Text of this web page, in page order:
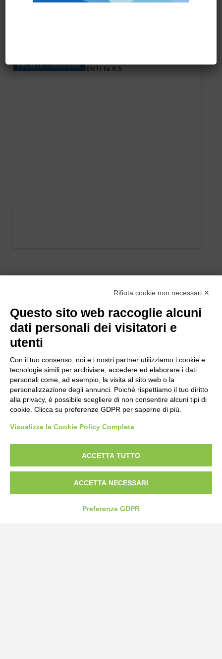
PRONTA CONSEGNA
LIO LAVANDA PAVIMENTI ta.lt.5
Strada Statale 231 Alba-Bra
Fax: 0172-487399
info@bogliano.it
Rifiuta cookie non necessari ✕
Questo sito web raccoglie alcuni
dati personali dei visitatori e
utenti
Con il tuo consenso, noi e i nostri partner utilizziamo i cookie e
tecnologie simili per archiviare, accedere ed elaborare i dati
personali come, ad esempio, la visita al sito web o la
personalizzazione degli annunci. Poiché rispettiamo il tuo diritto
alla privacy, è possibile scegliere di non consentire alcuni tipi di
cookie. Clicca su preferenze GDPR per saperne di più.
Visualizza la Cookie Policy Completa
ACCETTA TUTTO
ACCETTA NECESSARI
Preferenze GDPR